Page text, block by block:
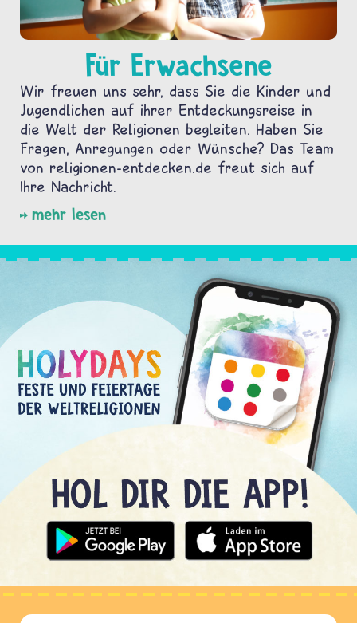
Für Erwachsene
Wir freuen uns sehr, dass Sie die Kinder und
Jugendlichen auf ihrer Entdeckungsreise in
die Welt der Religionen begleiten. Haben Sie
Fragen, Anregungen oder Wünsche? Das Team
von religionen-entdecken.de freut sich auf
Ihre Nachricht.
mehr lesen